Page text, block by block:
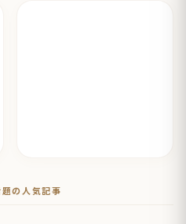
の人気記事